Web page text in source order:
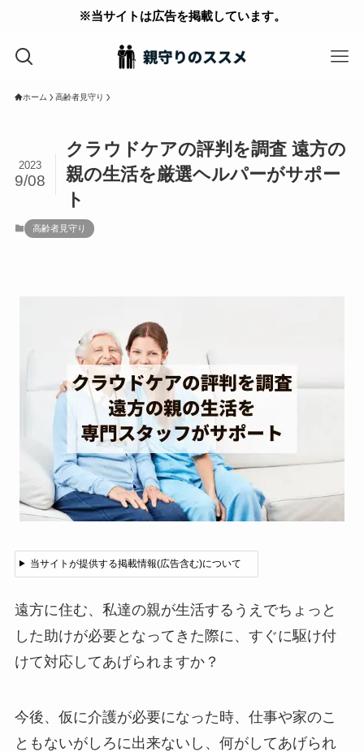
※当サイトは広告を掲載しています。
ホーム 高齢者見守り
クラウドケアの評判を調査 遠方の
親の生活を厳選ヘルパーがサポー
ト
2023
9/08
高齢者見守り
当サイトが提供する掲載情報(広告含む)について
遠方に住む、私達の親が生活するうえでちょっと
した助けが必要となってきた際に、すぐに駆け付
けて対応してあげられますか？
今後、仮に介護が必要になった時、仕事や家のこ
ともないがしろに出来ないし、何がしてあげられ